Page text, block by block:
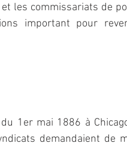
les commissariats de
important pour
1er mai 1886 à
demandaient de